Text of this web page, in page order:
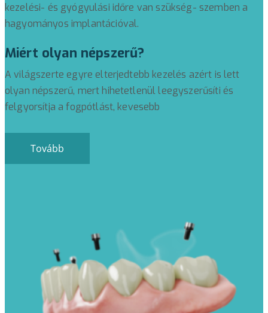
kezelési- és gyógyulási időre van szükség- szemben a
hagyományos implantációval.
Miért olyan népszerű?
A világszerte egyre elterjedtebb kezelés azért is lett
olyan népszerű, mert hihetetlenül leegyszerűsíti és
felgyorsítja a fogpótlást, kevesebb
Tovább